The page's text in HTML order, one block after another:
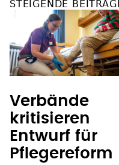
STEIGENDE
Verbände
kritisieren
Entwurf für
Pflegereform